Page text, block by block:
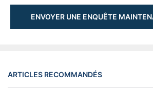
ENVOYER UNE ENQUÊTE
ARTICLES RECOMMANDÉS